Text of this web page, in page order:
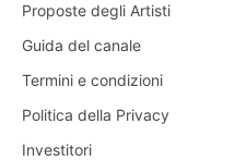
Proposte degli Artisti
Guida del canale
Termini e condizioni
Politica della Privacy
Investitori